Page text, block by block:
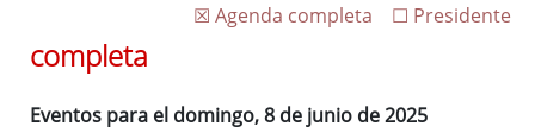
☐ Presidente
☒ Agenda completa
completa
Eventos para el domingo, 8 de junio de 2025